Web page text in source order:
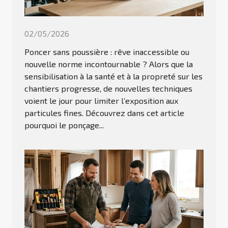
02/05/2026
Poncer sans poussière : rêve inaccessible ou
nouvelle norme incontournable ? Alors que la
sensibilisation à la santé et à la propreté sur les
chantiers progresse, de nouvelles techniques
voient le jour pour limiter l’exposition aux
particules fines. Découvrez dans cet article
pourquoi le ponçage...